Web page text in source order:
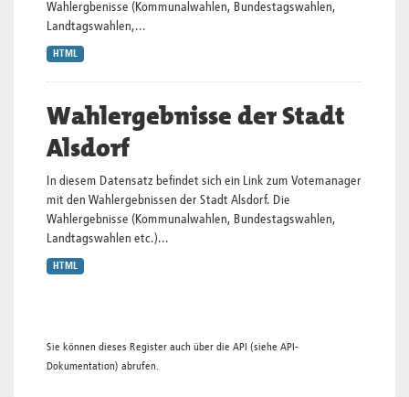
Wahlergbenisse (Kommunalwahlen, Bundestagswahlen,
Landtagswahlen,...
HTML
Wahlergebnisse der Stadt
Alsdorf
In diesem Datensatz befindet sich ein Link zum Votemanager
mit den Wahlergebnissen der Stadt Alsdorf. Die
Wahlergebnisse (Kommunalwahlen, Bundestagswahlen,
Landtagswahlen etc.)...
HTML
Sie können dieses Register auch über die API (siehe API-
Dokumentation) abrufen.